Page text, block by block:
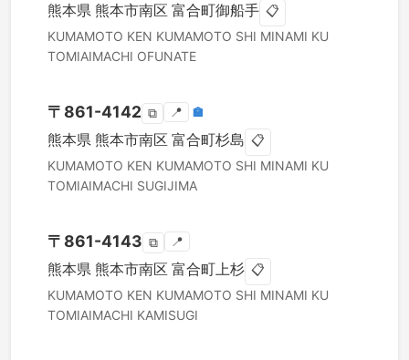
熊本県 熊本市南区 富合町御船手 📋
KUMAMOTO KEN KUMAMOTO SHI MINAMI KU
TOMIAIMACHI OFUNATE
〒 861-4142 ⧉ 📍 🏣
熊本県 熊本市南区 富合町杉島 📋
KUMAMOTO KEN KUMAMOTO SHI MINAMI KU
TOMIAIMACHI SUGIJIMA
〒 861-4143 ⧉ 📍
熊本県 熊本市南区 富合町上杉 📋
KUMAMOTO KEN KUMAMOTO SHI MINAMI KU
TOMIAIMACHI KAMISUGI